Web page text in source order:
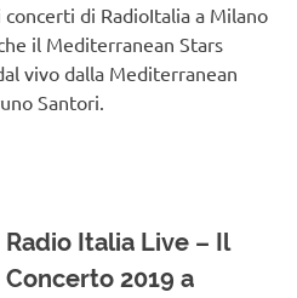
di RadioItalia a Milano
il Mediterranean Stars
vivo dalla Mediterranean
Santori.
Radio Italia Live – Il
Concerto 2019 a